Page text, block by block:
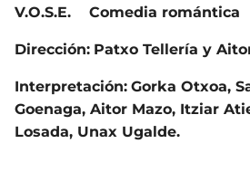
V.O.S.E. Comedia romántica
Dirección: Patxo Tellería y
Interpretación: Gorka Otxoa,
Goenaga, Aitor Mazo, Itziar
Losada, Unax Ugalde.